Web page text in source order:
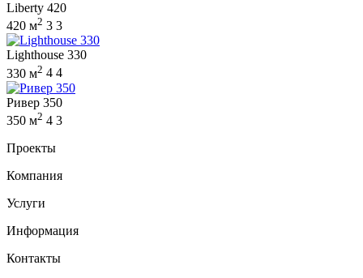
Liberty 420
420 м2 3 3
Lighthouse 330
330 м2 4 4
Ривер 350
350 м2 4 3
Проекты
Компания
Услуги
Информация
Контакты